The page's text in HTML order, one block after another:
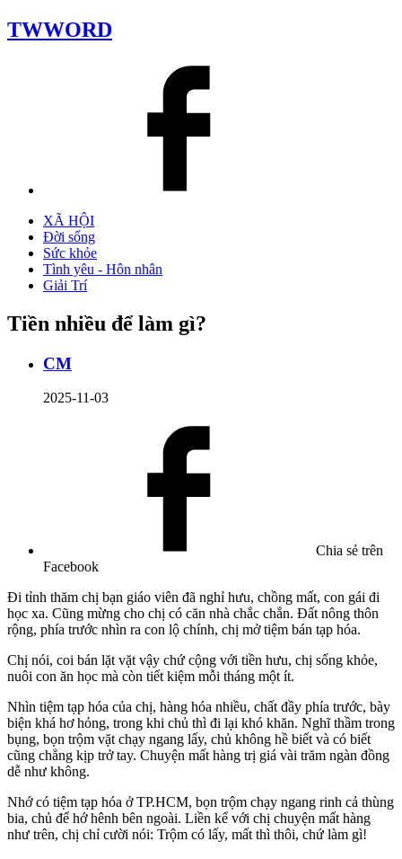
TWWORD
XÃ HỘI
Đời sống
Sức khỏe
Tình yêu - Hôn nhân
Giải Trí
Tiền nhiều để làm gì?
CM
2025-11-03
Chia sẻ trên
Facebook
Đi tỉnh thăm chị bạn giáo viên đã nghỉ hưu, chồng mất, con gái đi
học xa. Cũng mừng cho chị có căn nhà chắc chắn. Đất nông thôn
rộng, phía trước nhìn ra con lộ chính, chị mở tiệm bán tạp hóa.
Chị nói, coi bán lặt vặt vậy chứ cộng với tiền hưu, chị sống khỏe,
nuôi con ăn học mà còn tiết kiệm mỗi tháng một ít.
Nhìn tiệm tạp hóa của chị, hàng hóa nhiều, chất đầy phía trước, bày
biện khá hơ hỏng, trong khi chủ thì đi lại khó khăn. Nghĩ thầm trong
bụng, bọn trộm vặt chạy ngang lấy, chủ không hề biết và có biết
cũng chẳng kịp trở tay. Chuyện mất hàng trị giá vài trăm ngàn đồng
dễ như không.
Nhớ có tiệm tạp hóa ở TP.HCM, bọn trộm chạy ngang rinh cả thùng
bia, chủ để hớ hênh bên ngoài. Liền kể với chị chuyện mất hàng
như trên, chị chỉ cười nói: Trộm có lấy, mất thì thôi, chứ làm gì!